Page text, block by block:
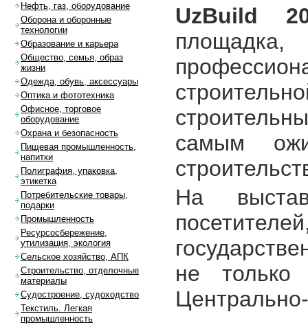
UzBuild
самым
На
не только
Нефть, газ, оборудование
Оборона и оборонные
технологии
Образование и карьера
Общество, семья, образ
жизни
Одежда, обувь, аксессуары
Оптика и фототехника
Офисное, торговое
оборудование
Охрана и безопасность
Пищевая промышленность,
напитки
Полиграфия, упаковка,
этикетка
Потребительские товары,
подарки
Промышленность
Ресурсосбережение,
утилизация, экология
Сельское хозяйство, АПК
Строительство, отделочные
материалы
Судостроение, судоходство
Текстиль. Легкая
промышленность